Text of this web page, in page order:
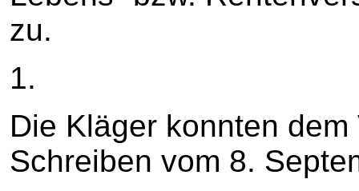
zu.
1.
Die Kläger konnten
Schreiben vom 8.